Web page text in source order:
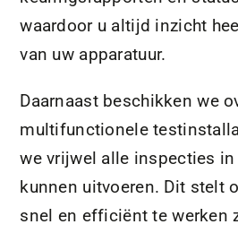
waardoor u altijd inzicht
van uw apparatuur.
Daarnaast beschikken we
multifunctionele
we vrijwel alle inspecties in
kunnen uitvoeren. Dit stelt
snel en efficiënt te werken